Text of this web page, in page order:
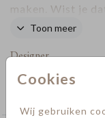
Cookies
Wij gebruiken
maken. Wist je
deze mooie stijl
dezelfde stijl.
Toon meer
Designer
Collectie